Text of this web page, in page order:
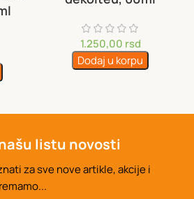
1.250,00 rsd
Dodaj u korpu
listu novosti
za sve nove artikle, akcije i